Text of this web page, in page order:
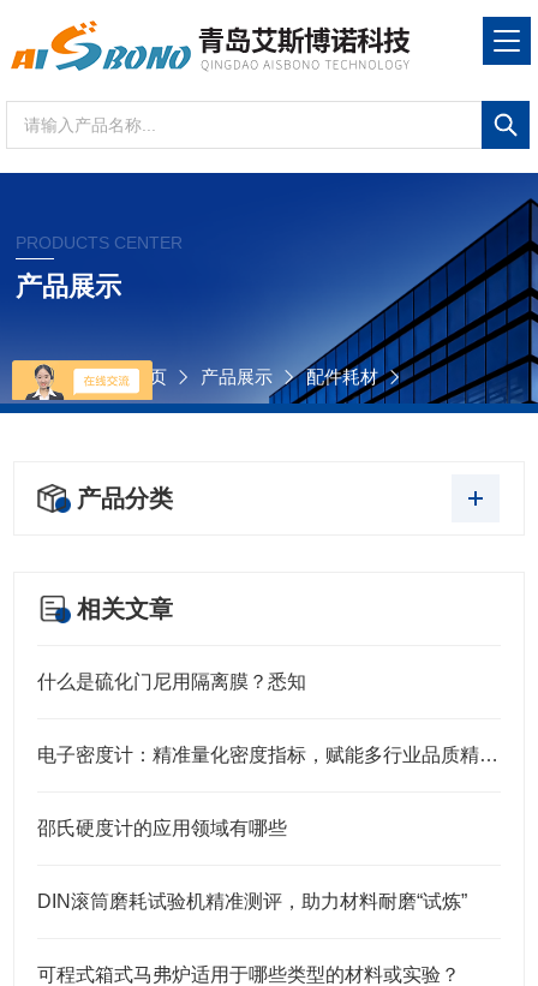
PRODUCTS CENTER
产品展示
当前位置： 首页 产品展示 配件耗材
产品分类
相关文章
什么是硫化门尼用隔离膜？悉知
电子密度计：精准量化密度指标，赋能多行业品质精准管控
邵氏硬度计的应用领域有哪些
DIN滚筒磨耗试验机精准测评，助力材料耐磨“试炼”
可程式箱式马弗炉适用于哪些类型的材料或实验？